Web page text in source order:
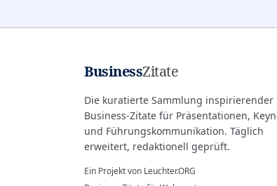
BusinessZitate
Die kuratierte Sammlung inspirierender
Business-Zitate für Präsentationen,
und Führungskommunikation. Täglich
erweitert, redaktionell geprüft.
Ein Projekt von Leuchter.ORG